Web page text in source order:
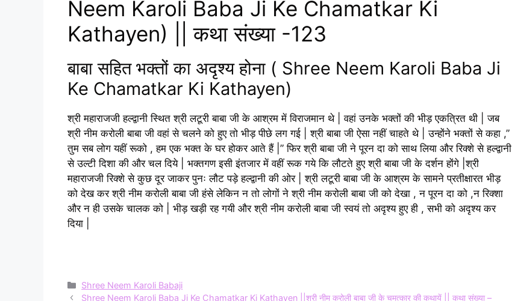
Neem Karoli Baba Ji Ke Chamatkar Ki
Kathayen) || कथा संख्या -123
बाबा सहित भक्तों का अदृश्य होना ( Shree Neem Karoli Baba Ji
Ke Chamatkar Ki Kathayen)
श्री महाराजजी हल्द्वानी स्थित श्री लटूरी बाबा जी के आश्रम में विराजमान थे | वहां उनके भक्तों की भीड़ एकत्रित थी | जब
श्री नीम करोली बाबा जी वहां से चलने को हुए तो भीड़ पीछे लग गई | श्री बाबा जी ऐसा नहीं चाहते थे | उन्होंने भक्तों से कहा ,”
तुम सब लोग यहीं रूको , हम एक भक्त के घर होकर आते हैं |” फिर श्री बाबा जी ने पूरन दा को साथ लिया और रिक्शे से हल्द्वानी
से उल्टी दिशा की और चल दिये | भक्तगण इसी इंतजार में वहीं रूक गये कि लौटते हुए श्री बाबा जी के दर्शन होंगे |श्री
महाराजजी रिक्शे से कुछ दूर जाकर पुनः लौट पड़े हल्द्वानी की ओर | श्री लटूरी बाबा जी के आश्रम के सामने प्रतीक्षारत भीड़
को देख कर श्री नीम करोली बाबा जी हंसे लेकिन न तो लोगों ने श्री नीम करोली बाबा जी को देखा , न पूरन दा को ,न रिक्शा
और न ही उसके चालक को | भीड़ खड़ी रह गयी और श्री नीम करोली बाबा जी स्वयं तो अदृश्य हुए ही , सभी को अदृश्य कर
दिया |
Categories
Shree Neem Karoli Babaji
Shree Neem Karoli Baba Ji Ke Chamatkar Ki Kathayen ||श्री नीम करोली बाबा जी के चमत्कार की कथायें || कथा संख्या –